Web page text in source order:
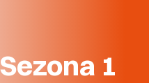
Sezona 1